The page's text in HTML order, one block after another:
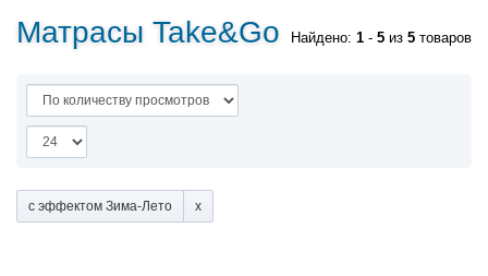
Матрасы Take&Go Найдено: 1 - 5 из 5 товаров
с эффектом Зима-Лето